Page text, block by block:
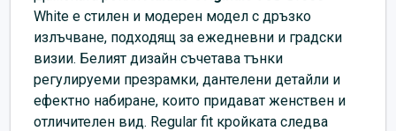
White е стилен и модерен модел с дръзко
излъчване, подходящ за ежедневни и градски
визии. Белият дизайн съчетава тънки
регулируеми презрамки, дантелени детайли и
ефектно набиране, които придават женствен и
отличителен вид. Regular fit кройката следва